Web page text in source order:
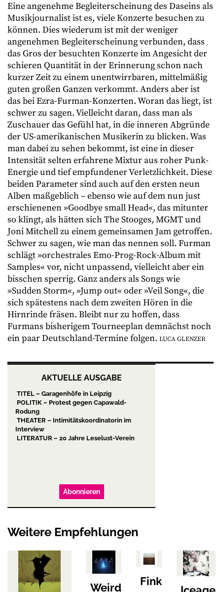
Eine angenehme Begleiterscheinung des Daseins als
Musikjournalist ist es, viele Konzerte besuchen zu
können. Dies wiederum ist mit der weniger
angenehmen Begleiterscheinung verbunden, dass
das Gros der besuchten Konzerte im Angesicht der
schieren Quantität in der Erinnerung schon nach
kurzer Zeit zu einem unentwirrbaren, mittelmäßig
guten großen Ganzen verkommt. Anders aber ist
das bei Ezra-Furman-Konzerten. Woran das liegt, ist
schwer zu sagen. Vielleicht daran, dass man als
Zuschauer das Gefühl hat, in die inneren Abgründe
der US-amerikanischen Musikerin zu blicken. Was
man dabei zu sehen bekommt, ist eine in dieser
Intensität selten erfahrene Mixtur aus roher Punk-
Energie und tief empfundener Verletzlichkeit. Diese
beiden Parameter sind auch auf den ersten neun
Alben maßgeblich – ebenso wie auf dem nun just
erschienenen »Goodbye small Head«, das mitunter
so klingt, als hätten sich The Stooges, MGMT und
Joni Mitchell zu einem gemeinsamen Jam getroffen.
Schwer zu sagen, wie man das nennen soll. Furman
schlägt »orchestrales Emo-Prog-Rock-Album mit
Samples« vor, nicht unpassend, vielleicht aber ein
bisschen sperrig. Ganz anders als Songs wie
»Sudden Storm«, »Jump out« oder »Veil Song«, die
sich spätestens nach dem zweiten Hören in die
Hirnrinde fräsen. Bleibt nur zu hoffen, dass
Furmans bisherigem Tourneeplan demnächst noch
ein paar Deutschland-Termine folgen. LUCA GLENZER
AKTUELLE AUSGABE
TITEL – Garagenhöfe in Leipzig
POLITIK – Protest gegen Capawald-
Rodung
THEATER – Intimitätskoordinatorin im
Interview
LITERATUR – 20 Jahre Leselust-Verein
Abonnieren
Weitere Empfehlungen
Weird Fink